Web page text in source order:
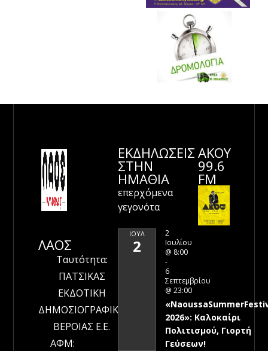
ΛΑΟΣ
Ταυτότητα:
ΠΑΤΣΙΚΑΣ
ΕΚΔΟΤΙΚΗ
ΔΗΜΟΣΙΟΓΡΑΦΙΚΗ
ΒΕΡΟΙΑΣ Ε.Ε.
ΑΦΜ:
ΕΚΔΗΛΩΣΕΙΣ
ΣΤΗΝ
ΗΜΑΘΊΑ
επερχόμενα
γεγονότα
ΙΟΎΛ
2
2
Ιουλίου
@ 8:00
-
6
Σεπτεμβρίου
@ 23:00
2026»: Καλοκαίρι
Πολιτισμού, Γιορτή
Γεύσεων!
ΑΚΟΥ
99.6
FM